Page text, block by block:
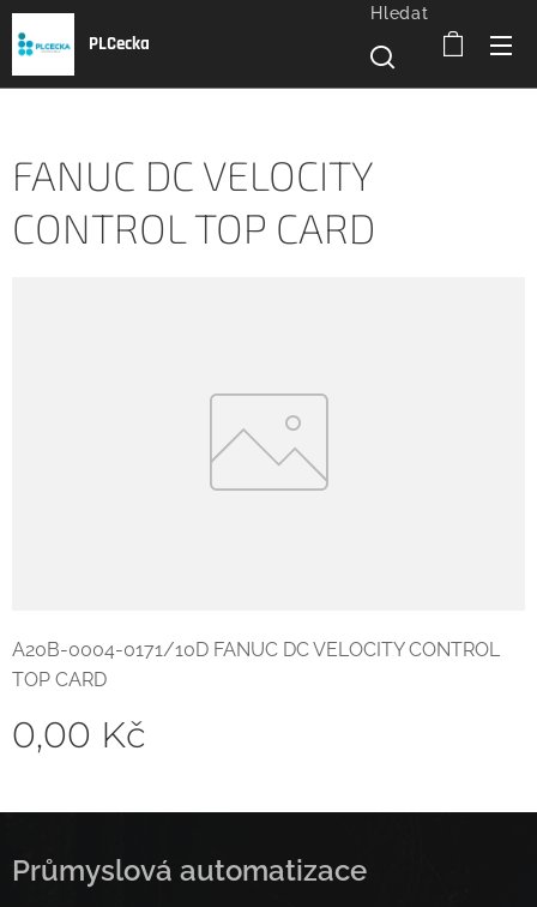
PLCecka
Hledat
FANUC DC VELOCITY
CONTROL TOP CARD
A20B-0004-0171/10D FANUC DC VELOCITY CONTROL
TOP CARD
0,00 Kč
Průmyslová automatizace